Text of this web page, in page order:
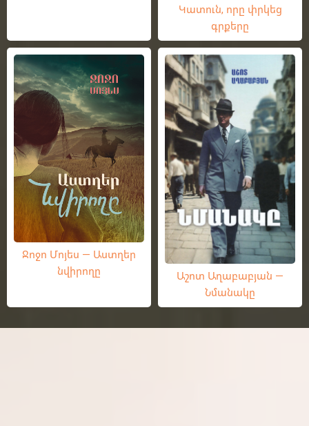
Կատուն, որը փրկեց
գրքերը
Ջոջո Մոյես — Աստղեր
նվիրողը
Աշոտ Աղաբաբյան —
Նմանակը